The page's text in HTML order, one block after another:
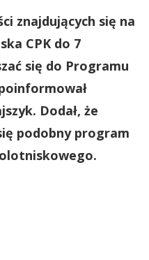
znajdujących się na
CPK do 7
się do Programu
Dodał, że
podobny program